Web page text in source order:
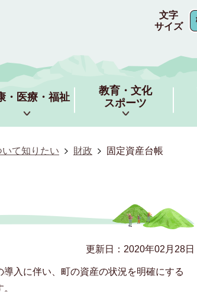
文字
サイズ
・医療・福祉
教育・文化
スポーツ
いて知りたい 財政 固定資産台帳
更新日：2020年02月28日
入に伴い、町の資産の状況を明確にする